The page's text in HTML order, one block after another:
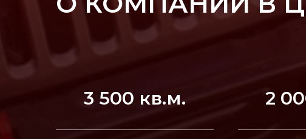
3 500 кв.м. 2